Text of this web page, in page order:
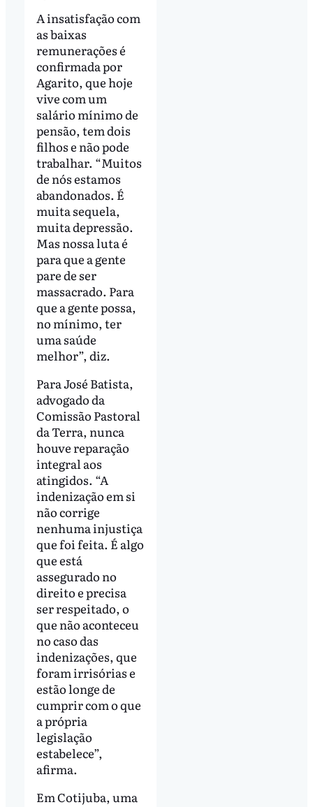
A insatisfação com
as baixas
remunerações é
confirmada por
Agarito, que hoje
vive com um
salário mínimo de
pensão, tem dois
filhos e não pode
trabalhar. “Muitos
de nós estamos
abandonados. É
muita sequela,
muita depressão.
Mas nossa luta é
para que a gente
pare de ser
massacrado. Para
que a gente possa,
no mínimo, ter
uma saúde
melhor”, diz.
Para José Batista,
advogado da
Comissão Pastoral
da Terra, nunca
houve reparação
integral aos
atingidos. “A
indenização em si
não corrige
nenhuma injustiça
que foi feita. É algo
que está
assegurado no
direito e precisa
ser respeitado, o
que não aconteceu
no caso das
indenizações, que
foram irrisórias e
estão longe de
cumprir com o que
a própria
legislação
estabelece”,
afirma.
Em Cotijuba, uma